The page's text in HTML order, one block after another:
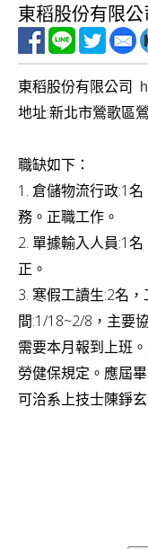
東稻股份有限
東稻股份有限公司
地址:新北市鶯歌區
職缺如下：
1. 倉儲物流行政:1
務。正職工作。
2. 單據輸入人員:1
正。
3. 寒假工讀生:2名
間:1/18~2/8，主要
需要本月報到上班
勞健保規定。應屆
可洽系上技士陳錚